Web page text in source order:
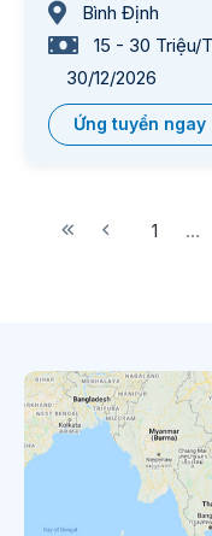
Bình Định
15 - 30 Triệu/
30/12/2026
Ứng tuyển ngay
1 …